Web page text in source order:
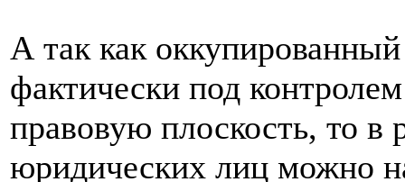
А так как
фактически под
правовую плоскость, то в
юридических лиц можно